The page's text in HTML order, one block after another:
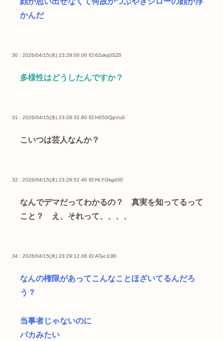
かんだ
30 : 2026/04/15(水) 23:28:00.06 ID:6Zskq0SZ0
多様性はどうしたんですか？
31 : 2026/04/15(水) 23:28:32.80 ID:HS5SQpVu0
こいつは芸人なんか？
32 : 2026/04/15(水) 23:28:52.40 ID:HLYGkgd30
なんでデマだってわかるの？ 真実を知ってるって
こと？ え、それって、、、、
34 : 2026/04/15(水) 23:29:12.08 ID:ATacJ/Jl0
なんの権限があってこんなことほざいてるんだろ
う？
当事者じゃないのに
バカみたい